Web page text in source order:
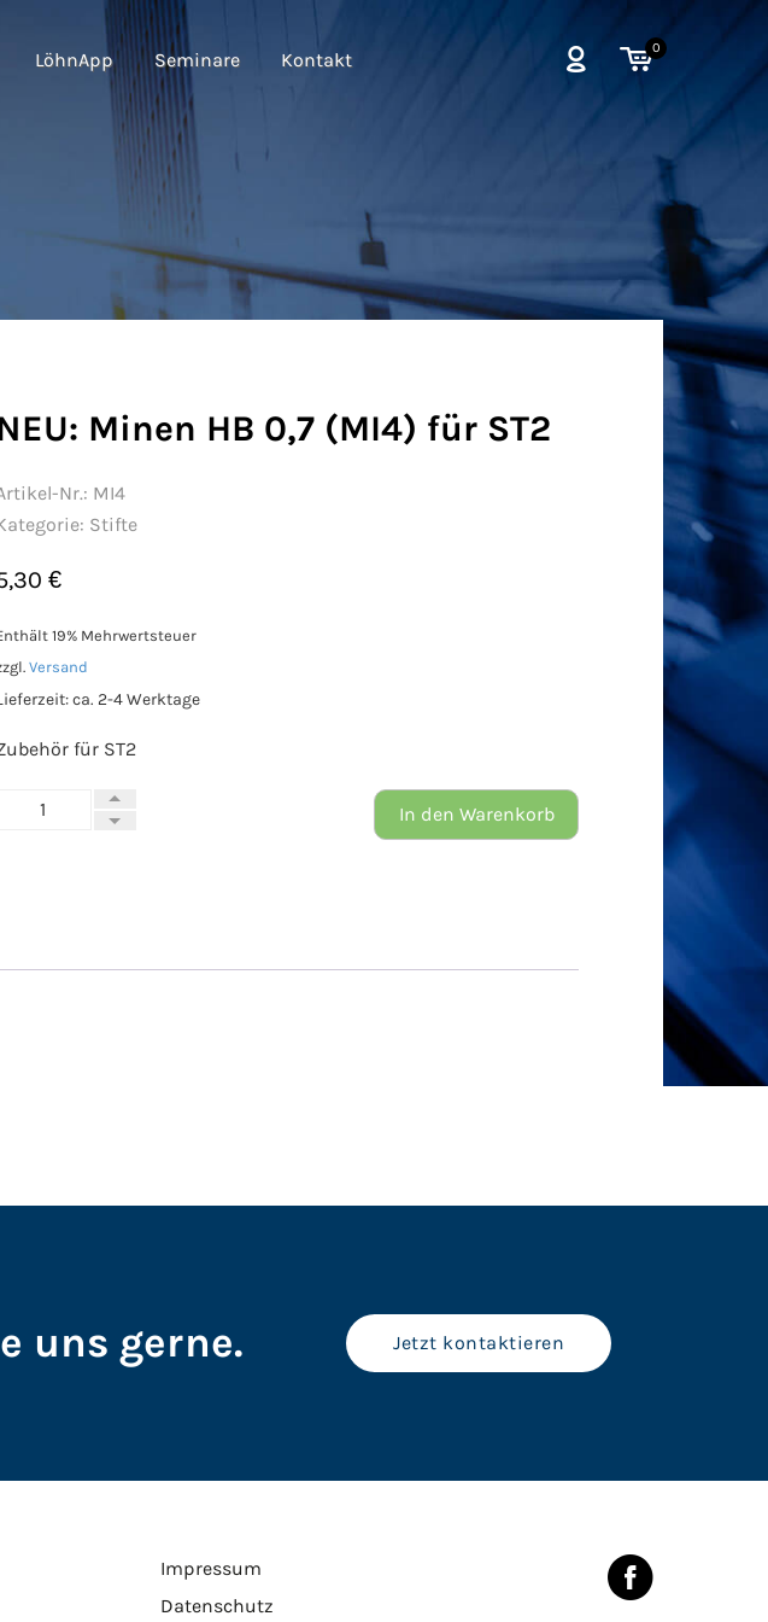
LöhnApp Seminare Kontakt
0
Minen HB 0,7 (MI4) für ST2
Nr.: MI4
Stifte
€
19% Mehrwertsteuer
Versand
ca. 2-4 Werktage
für ST2
In den Warenkorb
uns gerne. Jetzt kontaktieren
Impressum
Datenschutz